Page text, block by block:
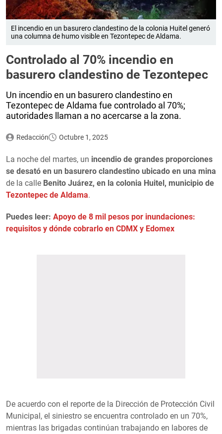
El incendio en un basurero clandestino de la colonia Huitel generó
una columna de humo visible en Tezontepec de Aldama.
Controlado al 70% incendio en
basurero clandestino de Tezontepec
Un incendio en un basurero clandestino en
Tezontepec de Aldama fue controlado al 70%;
autoridades llaman a no acercarse a la zona.
Redacción Octubre 1, 2025
La noche del martes, un incendio de grandes proporciones
se desató en un basurero clandestino ubicado en una mina
de la calle Benito Juárez, en la colonia Huitel, municipio de
Tezontepec de Aldama.
Puedes leer: Apoyo de 8 mil pesos por inundaciones:
requisitos y dónde cobrarlo en CDMX y Edomex
De acuerdo con el reporte de la Dirección de Protección Civil
Municipal, el siniestro se encuentra controlado en un 70%,
mientras las brigadas continúan trabajando en labores de